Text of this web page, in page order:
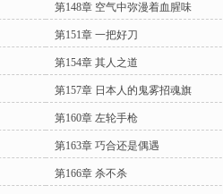
第148章 空气中弥漫着血腥味
第151章 一把好刀
第154章 其人之道
第157章 日本人的鬼雾招魂旗
第160章 左轮手枪
第163章 巧合还是偶遇
第166章 杀不杀